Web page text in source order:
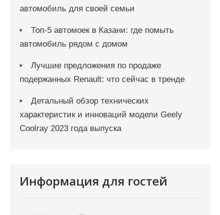
автомобиль для своей семьи
Топ-5 автомоек в Казани: где помыть
автомобиль рядом с домом
Лучшие предложения по продаже
подержанных Renault: что сейчас в тренде
Детальный обзор технических
характеристик и инноваций модели Geely
Coolray 2023 года выпуска
Информация для гостей